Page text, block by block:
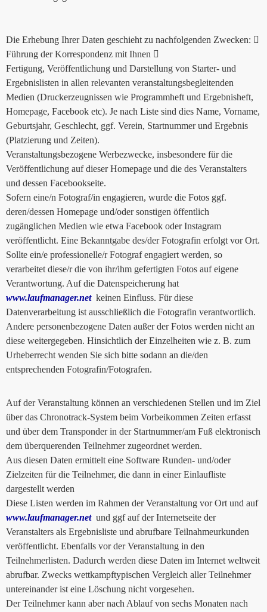
Die Erhebung Ihrer Daten geschieht zu nachfolgenden Zwecken: 
Führung der Korrespondenz mit Ihnen 
Fertigung, Veröffentlichung und Darstellung von Starter- und
Ergebnislisten in allen relevanten veranstaltungsbegleitenden
Medien (Druckerzeugnissen wie Programmheft und Ergebnisheft,
Homepage, Facebook etc). Je nach Liste sind dies Name, Vorname,
Geburtsjahr, Geschlecht, ggf. Verein, Startnummer und Ergebnis
(Platzierung und Zeiten).
Veranstaltungsbezogene Werbezwecke, insbesondere für die
Veröffentlichung auf dieser Homepage und die des Veranstalters
und dessen Facebookseite.
Sofern eine/n Fotograf/in engagieren, wurde die Fotos ggf.
deren/dessen Homepage und/oder sonstigen öffentlich
zugänglichen Medien wie etwa Facebook oder Instagram
veröffentlicht. Eine Bekanntgabe des/der Fotografin erfolgt vor Ort.
Sollte ein/e professionelle/r Fotograf engagiert werden, so
verarbeitet diese/r die von ihr/ihm gefertigten Fotos auf eigene
Verantwortung. Auf die Datenspeicherung hat
www.laufmanager.netkeinen Einfluss. Für diese
Datenverarbeitung ist ausschließlich die Fotografin verantwortlich.
Andere personenbezogene Daten außer der Fotos werden nicht an
diese weitergegeben. Hinsichtlich der Einzelheiten wie z. B. zum
Urheberrecht wenden Sie sich bitte sodann an die/den
entsprechenden Fotografin/Fotografen.
Auf der Veranstaltung können an verschiedenen Stellen und im Ziel
über das Chronotrack-System beim Vorbeikommen Zeiten erfasst
und über dem Transponder in der Startnummer/am Fuß elektronisch
dem überquerenden Teilnehmer zugeordnet werden.
Aus diesen Daten ermittelt eine Software Runden- und/oder
Zielzeiten für die Teilnehmer, die dann in einer Einlaufliste
dargestellt werden
Diese Listen werden im Rahmen der Veranstaltung vor Ort und auf
www.laufmanager.netund ggf auf der Internetseite der
Veranstalters als Ergebnisliste und abrufbare Teilnahmeurkunden
veröffentlicht. Ebenfalls vor der Veranstaltung in den
Teilnehmerlisten. Dadurch werden diese Daten im Internet weltweit
abrufbar. Zwecks wettkampftypischen Vergleich aller Teilnehmer
untereinander ist eine Löschung nicht vorgesehen.
Der Teilnehmer kann aber nach Ablauf von sechs Monaten nach